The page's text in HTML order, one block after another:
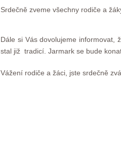
Srdečně zveme všechny rodiče a
Dále si Vás dovolujeme informovat,
stal již tradicí. Jarmark se bude
Vážení rodiče a žáci, jste srdečně